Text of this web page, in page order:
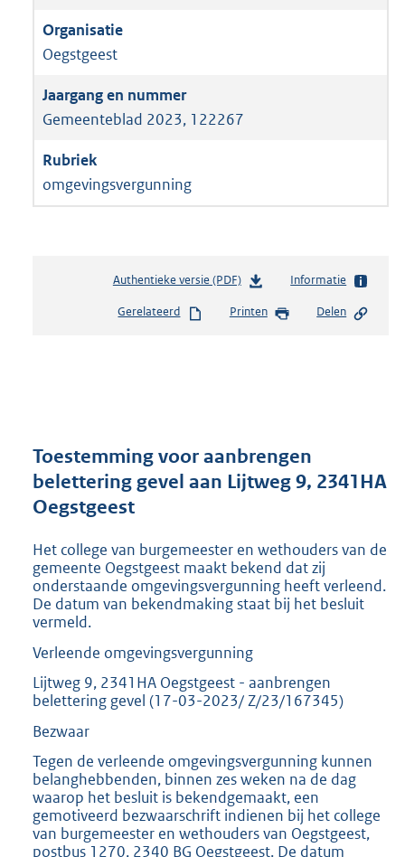
Oegstgeest
Gemeenteblad 2023, 122267
omgevingsvergunning
Authentieke versie (PDF)b
s
r
o
e
:
2
9
b
Informatie
Gerelateerd Printen Delen
Toestemming voor aanbrengen
belettering gevel aan Lijtweg 9, 2341HA
Oegstgeest
Het college van burgemeester en wethouders van de
gemeente Oegstgeest maakt bekend dat zij
onderstaande omgevingsvergunning heeft verleend.
De datum van bekendmaking staat bij het besluit
vermeld.
Verleende omgevingsvergunning
Lijtweg 9, 2341HA Oegstgeest - aanbrengen
belettering gevel (17-03-2023/ Z/23/167345)
Bezwaar
Tegen de verleende omgevingsvergunning kunnen
belanghebbenden, binnen zes weken na de dag
waarop het besluit is bekendgemaakt, een
gemotiveerd bezwaarschrift indienen bij het college
van burgemeester en wethouders van Oegstgeest,
postbus 1270, 2340 BG Oegstgeest. De datum